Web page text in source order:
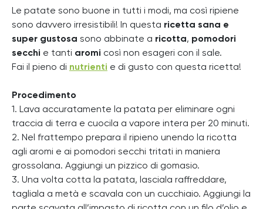
Le patate sono buone in tutti i modi, ma così ripiene
sono davvero irresistibili! In questa ricetta sana e
super gustosa sono abbinate a ricotta, pomodori
secchi e tanti aromi così non esageri con il sale.
Fai il pieno di nutrienti e di gusto con questa ricetta!
Procedimento
1. Lava accuratamente la patata per eliminare ogni
traccia di terra e cuocila a vapore intera per 20 minuti.
2. Nel frattempo prepara il ripieno unendo la ricotta
agli aromi e ai pomodori secchi tritati in maniera
grossolana. Aggiungi un pizzico di gomasio.
3. Una volta cotta la patata, lasciala raffreddare,
tagliala a metà e scavala con un cucchiaio. Aggiungi la